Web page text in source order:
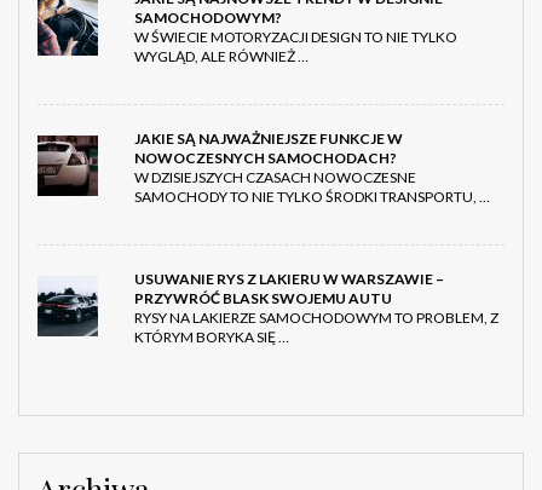
SAMOCHODOWYM?
W ŚWIECIE MOTORYZACJI DESIGN TO NIE TYLKO
WYGLĄD, ALE RÓWNIEŻ …
JAKIE SĄ NAJWAŻNIEJSZE FUNKCJE W
NOWOCZESNYCH SAMOCHODACH?
W DZISIEJSZYCH CZASACH NOWOCZESNE
SAMOCHODY TO NIE TYLKO ŚRODKI TRANSPORTU, …
USUWANIE RYS Z LAKIERU W WARSZAWIE –
PRZYWRÓĆ BLASK SWOJEMU AUTU
RYSY NA LAKIERZE SAMOCHODOWYM TO PROBLEM, Z
KTÓRYM BORYKA SIĘ …